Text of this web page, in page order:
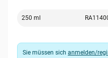
250 ml
Sie müssen sich anmelden/